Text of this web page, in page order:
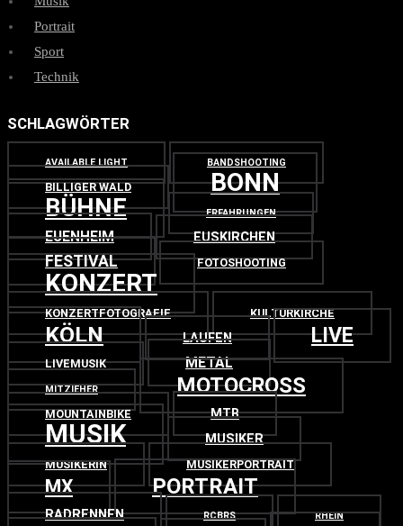
Portrait
Sport
Technik
SCHLAGWÖRTER
AVAILABLE LIGHT BANDSHOOTING
BILLIGER WALD BONN
BÜHNE ERFAHRUNGEN
EUENHEIM EUSKIRCHEN
FESTIVAL FOTOSHOOTING
KONZERT
KONZERTFOTOGRAFIE KULTURKIRCHE
KÖLN LAUFEN LIVE
LIVEMUSIK METAL
MITZIEHER MOTOCROSS
MOUNTAINBIKE MTB
MUSIK MUSIKER
MUSIKERIN MUSIKERPORTRAIT
MX PORTRAIT
RADRENNEN RCBRS RHEIN